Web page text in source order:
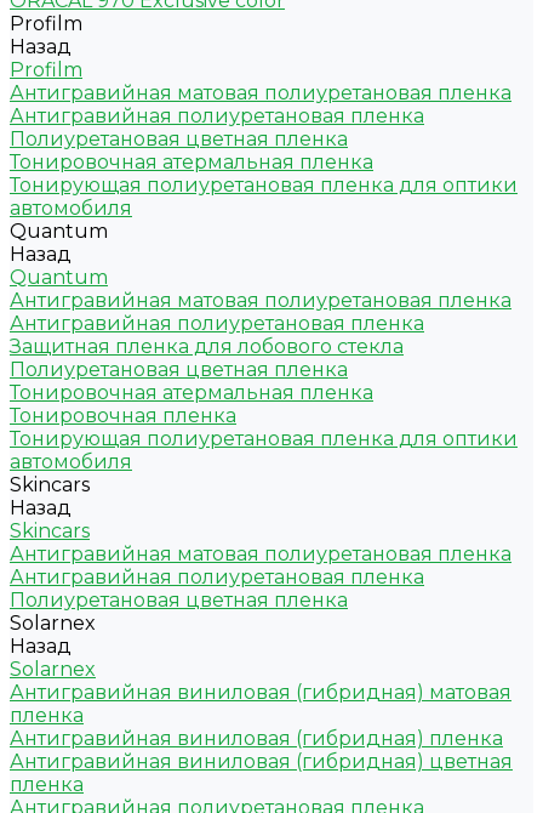
Profilm
Назад
Profilm
Антигравийная матовая полиуретановая пленка
Антигравийная полиуретановая пленка
Полиуретановая цветная пленка
Тонировочная атермальная пленка
Тонирующая полиуретановая пленка для оптики
автомобиля
Quantum
Назад
Quantum
Антигравийная матовая полиуретановая пленка
Антигравийная полиуретановая пленка
Защитная пленка для лобового стекла
Полиуретановая цветная пленка
Тонировочная атермальная пленка
Тонировочная пленка
Тонирующая полиуретановая пленка для оптики
автомобиля
Skincars
Назад
Skincars
Антигравийная матовая полиуретановая пленка
Антигравийная полиуретановая пленка
Полиуретановая цветная пленка
Solarnex
Назад
Solarnex
Антигравийная виниловая (гибридная) матовая
пленка
Антигравийная виниловая (гибридная) пленка
Антигравийная виниловая (гибридная) цветная
пленка
Антигравийная полиуретановая пленка